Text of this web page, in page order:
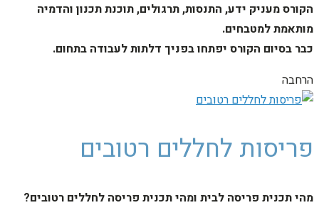
הקורס מעניק ידע, התנסות, תרגולים, תוכנת תכנון והדמיה
מותאמת למטבחים.
כבר בסיום הקורס יפתחו בפניך דלתות לעבודה בתחום.
הרחבה
פריסות לחללים רטובים
מהי תכנית פריסה לבית ומהי תכנית פריסה לחללים רטובים?